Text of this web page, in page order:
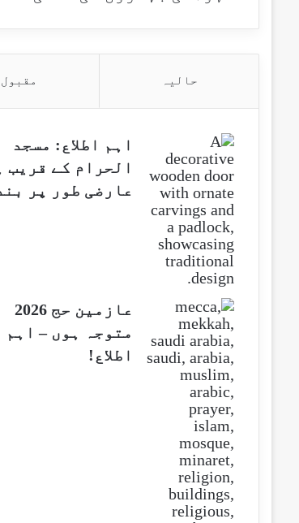
حالیہ مقبول
اہم اطلاع: مسجد
الحرام کے قریب
عارضی طور پر
عازمین حج 2026
متوجہ ہوں – اہم
اطلاع!